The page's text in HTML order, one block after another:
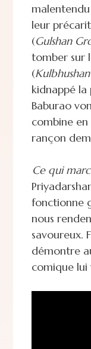
leur
(Gulshan
tomber sur
(
kidnappé la
Baburao
combine
rançon
Ce qui
fonctionne
nous
savoureux.
démontre
comique lui